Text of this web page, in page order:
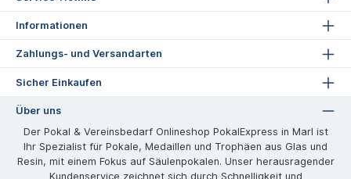
Informationen
Zahlungs- und Versandarten
Sicher Einkaufen
Über uns
Der Pokal & Vereinsbedarf Onlineshop PokalExpress in Marl ist
Ihr Spezialist für Pokale, Medaillen und Trophäen aus Glas und
Resin, mit einem Fokus auf Säulenpokalen. Unser herausragender
Kundenservice zeichnet sich durch Schnelligkeit und